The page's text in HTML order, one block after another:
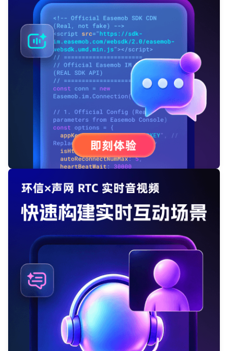
我已阅读并同意通讯云服务条款和通讯云隐私政策
提交
不了，谢谢
登录即时通讯云
登录客服云